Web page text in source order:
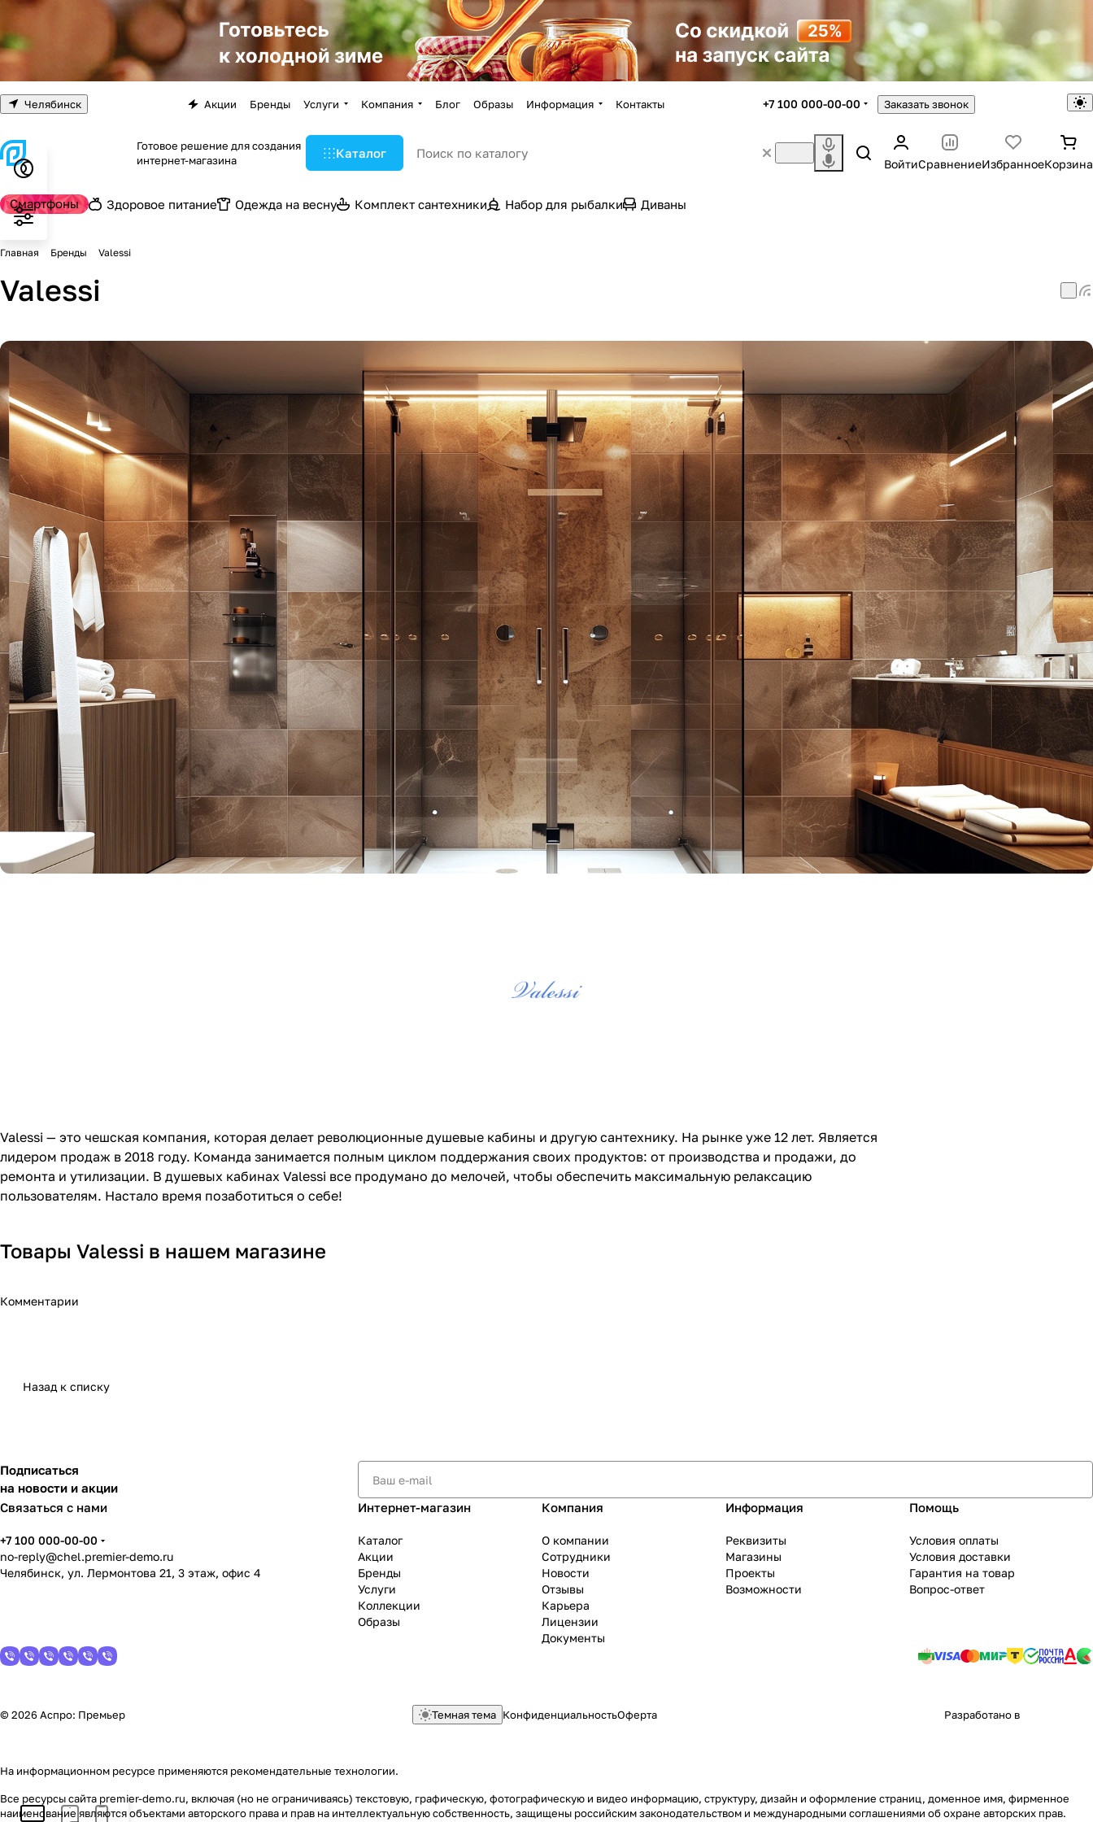
Челябинск Акции Бренды Услуги Компания Блог Образы Информация Контакты +7 100 000-00-00 Заказать звонок
Готовое решение для создания
интернет-магазина
Каталог
ВойтиСравнениеИзбранноеКорзина
Смартфоны Здоровое питание Одежда на весну Комплект сантехники Набор для рыбалки Диваны
Главная Бренды Valessi
Valessi
Valessi — это чешская компания, которая делает революционные душевые кабины и другую сантехнику. На рынке уже 12 лет. Является
лидером продаж в 2018 году. Команда занимается полным циклом поддержания своих продуктов: от производства и продажи, до
ремонта и утилизации. В душевых кабинах Valessi все продумано до мелочей, чтобы обеспечить максимальную релаксацию
пользователям. Настало время позаботиться о себе!
Товары Valessi в нашем магазине
Комментарии
Назад к списку
Подписаться
на новости и акции
Связаться с нами
+7 100 000-00-00
no-reply@chel.premier-demo.ru
Челябинск, ул. Лермонтова 21, 3 этаж, офис 4
Интернет-магазин
Каталог
Акции
Бренды
Услуги
Коллекции
Образы
Компания
О компании
Сотрудники
Новости
Отзывы
Карьера
Лицензии
Документы
Информация
Реквизиты
Магазины
Проекты
Возможности
Помощь
Условия оплаты
Условия доставки
Гарантия на товар
Вопрос-ответ
© 2026 Аспро: Премьер Темная тема КонфиденциальностьОферта Разработано в
На информационном ресурсе применяются рекомендательные технологии.
Все ресурсы сайта premier-demo.ru, включая (но не ограничиваясь) текстовую, графическую, фотографическую и видео информацию, структуру, дизайн и оформление страниц, доменное имя, фирменное
наименование являются объектами авторского права и прав на интеллектуальную собственность, защищены российским законодательством и международными соглашениями об охране авторских прав.